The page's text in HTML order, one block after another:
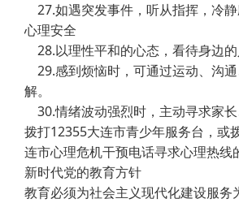
27.如遇突发事件，听从指挥，冷
心理安全
28.以理性平和的心态，看待身边
29.感到烦恼时，可通过运动、沟
解。
30.情绪波动强烈时，主动寻求家
拨打12355大连市青少年服务台，或
连市心理危机干预电话寻求心理热线
新时代党的教育方针
教育必须为社会主义现代化建设服务